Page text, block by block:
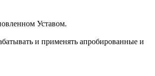
Уставом.
и применять апробированные и